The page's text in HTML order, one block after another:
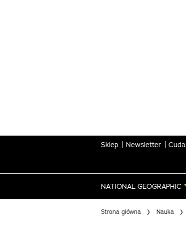
Sklep Newsletter
NATIONAL GEOGRAPHIC
Strona główna Nauka